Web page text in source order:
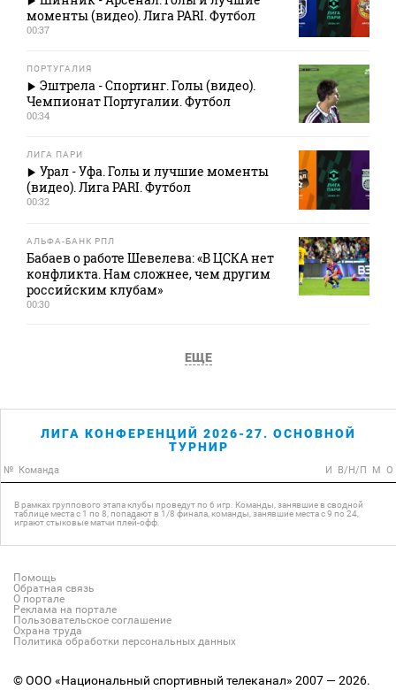
моменты (видео). Лига PARI. Футбол
00:37
ПОРТУГАЛИЯ
Эштрела - Спортинг. Голы (видео).
Чемпионат Португалии. Футбол
00:34
ЛИГА ПАРИ
Урал - Уфа. Голы и лучшие моменты
(видео). Лига PARI. Футбол
00:32
АЛЬФА-БАНК РПЛ
Бабаев о работе Шевелева: «В ЦСКА нет
конфликта. Нам сложнее, чем другим
российским клубам»
00:30
ЕЩЕ
ЛИГА КОНФЕРЕНЦИЙ 2026-27. ОСНОВНОЙ
ТУРНИР
№ Команда И В/Н/П М О
В рамках группового этапа клубы проведут по 6 игр. Команды, занявшие в сводной
таблице места с 1 по 8, попадают в 1/8 финала, команды, занявшие места с 9 по 24,
играют стыковые матчи плей-офф.
Помощь
Обратная связь
О портале
Реклама на портале
Пользовательское соглашение
Охрана труда
Политика обработки персональных данных
© ООО «Национальный спортивный телеканал» 2007 — 2026.